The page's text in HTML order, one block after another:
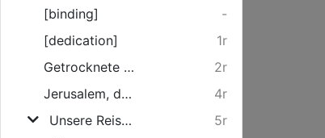
[binding]
-
[dedication]
1r
Getrocknete Pflanzen
2r
Jerusalem, du hochgebaute Stadt
4r
Unsere Reise nach Jerusalem
5r